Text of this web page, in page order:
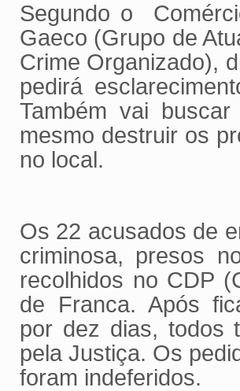
Segundo o
Gaeco (Grupo de
Crime Organizado),
pedirá
Também vai
mesmo destruir os
no local.
Os 22 acusados de
criminosa, presos
recolhidos no CDP
de Franca. Após
por dez dias, todos
pela Justiça. Os
foram indeferidos.